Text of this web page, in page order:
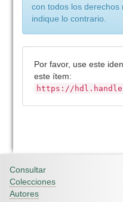
con todos los derechos
indique lo contrario.
Por favor, use este
este ítem:
https://
Consultar
Colecciones
Autores